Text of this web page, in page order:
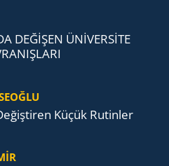
DEĞİŞEN ÜNİVERSİTE
Küçük Ru­tin­ler